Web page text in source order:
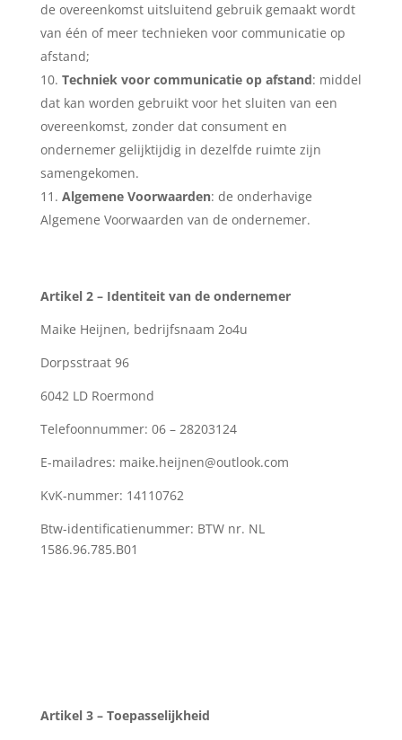
de overeenkomst uitsluitend gebruik gemaakt wordt
van één of meer technieken voor communicatie op
afstand;
Techniek voor communicatie op afstand: middel
dat kan worden gebruikt voor het sluiten van een
overeenkomst, zonder dat consument en
ondernemer gelijktijdig in dezelfde ruimte zijn
samengekomen.
Algemene Voorwaarden: de onderhavige
Algemene Voorwaarden van de ondernemer.
Artikel 2 – Identiteit van de ondernemer
Maike Heijnen, bedrijfsnaam 2o4u
Dorpsstraat 96
6042 LD Roermond
Telefoonnummer: 06 – 28203124
E-mailadres: maike.heijnen@outlook.com
KvK-nummer: 14110762
Btw-identificatienummer: BTW nr. NL
1586.96.785.B01
Artikel 3 – Toepasselijkheid